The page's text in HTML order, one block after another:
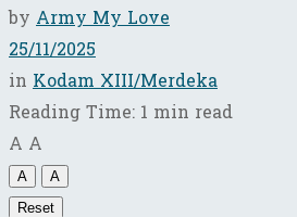
by Army My Love
25/11/2025
in Kodam XIII/Merdeka
Reading Time: 1 min read
A A
A
A
Reset